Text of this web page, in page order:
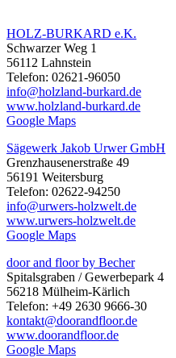
HOLZ-BURKARD e.K.
Schwarzer Weg 1
56112 Lahnstein
Telefon: 02621-96050
info@holzland-burkard.de
www.holzland-burkard.de
Google Maps
Sägewerk Jakob Urwer GmbH
Grenzhausenerstraße 49
56191 Weitersburg
Telefon: 02622-94250
info@urwers-holzwelt.de
www.urwers-holzwelt.de
Google Maps
door and floor by Becher
Spitalsgraben / Gewerbepark 4
56218 Mülheim-Kärlich
Telefon: +49 2630 9666-30
kontakt@doorandfloor.de
www.doorandfloor.de
Google Maps